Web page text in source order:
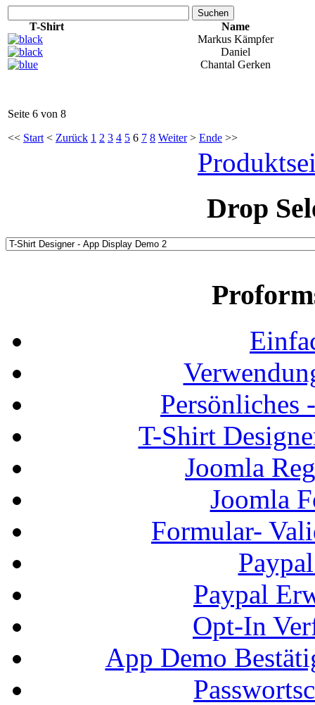
Suchen
T-Shirt
Name
Markus Kämpfer
Daniel
Chantal Gerken
Seite 6 von 8
<< Start < Zurück 1 2 3 4 5 6 7 8 Weiter> Ende >>
Drop
Persönliches
T-Shirt
Joomla
Joomla
Formular-
Paypal
Opt-In
App Demo